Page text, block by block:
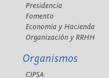
Presidencia
Fomento
Economía y Hacienda
Organización y RRHH
Organismos
CIPSA